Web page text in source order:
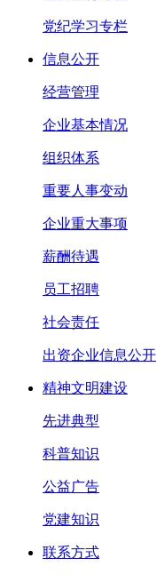
党纪学习专栏
信息公开
经营管理
企业基本情况
组织体系
重要人事变动
企业重大事项
薪酬待遇
员工招聘
社会责任
出资企业信息公开
精神文明建设
先进典型
科普知识
公益广告
党建知识
联系方式